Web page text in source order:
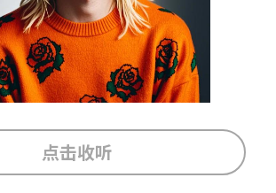
点击收听